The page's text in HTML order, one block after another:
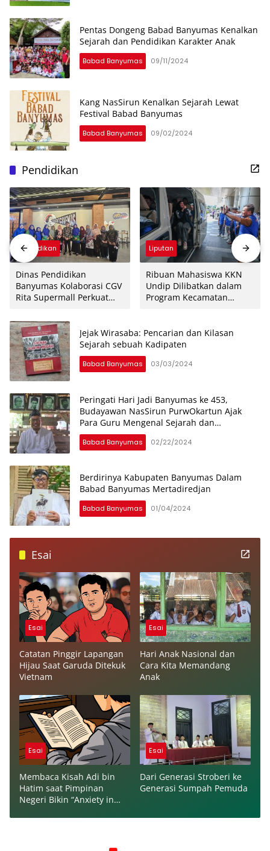
Pentas Dongeng Babad Banyumas Kenalkan
Sejarah dan Pendidikan Karakter Anak
Babad Banyumas 09/11/2024
Kang NasSirun Kenalkan Sejarah Lewat
Festival Babad Banyumas
Babad Banyumas 09/02/2024
Pendidikan
Pendidikan
Dinas Pendidikan
Banyumas Kolaborasi CGV
Rita Supermall Perkuat
Edukasi Anti-
Cyberbullying bagi
Pendidik PAUD
Liputan
Ribuan Mahasiswa KKN
Undip Dilibatkan dalam
Program Kecamatan
Jejak Wirasaba: Pencarian dan Kilasan
Sejarah sebuah Kadipaten
Babad Banyumas 03/03/2024
Peringati Hari Jadi Banyumas ke 453,
Budayawan NasSirun PurwOkartun Ajak
Para Guru Mengenal Sejarah dan
Keteladanan Leluhurnya
Babad Banyumas 02/22/2024
Berdirinya Kabupaten Banyumas Dalam
Babad Banyumas Mertadiredjan
Babad Banyumas 01/04/2024
Esai
Esai
Catatan Pinggir Lapangan
Hijau Saat Garuda Ditekuk
Vietnam
Esai
Hari Anak Nasional dan
Cara Kita Memandang
Anak
Esai
Membaca Kisah Adi bin
Hatim saat Pimpinan
Negeri Bikin “Anxiety in
Esai
Dari Generasi Stroberi ke
Generasi Sumpah Pemuda